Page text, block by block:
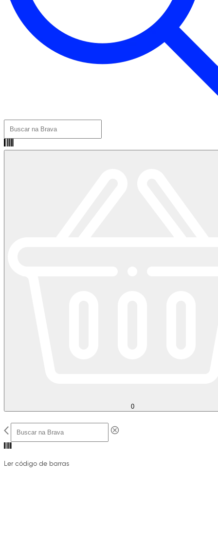
0
Ler código de barras